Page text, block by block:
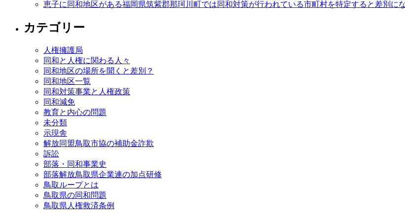
恵子に同和地区がある福岡県筑紫郡那珂川町では同和対策が行われている市町村を特定すると差別に
カテゴリー
人権擁護局
同和と人権に関わる人々
同和地区の場所を聞くと差別？
同和地区一覧
同和対策事業と人権政策
同和減免
教育と内心の問題
未分類
示現舎
解放同盟鳥取市協の補助金詐欺
訴訟
部落・同和事業史
部落解放鳥取県企業連の加点研修
鳥取ループとは
鳥取県の同和問題
鳥取県人権救済条例